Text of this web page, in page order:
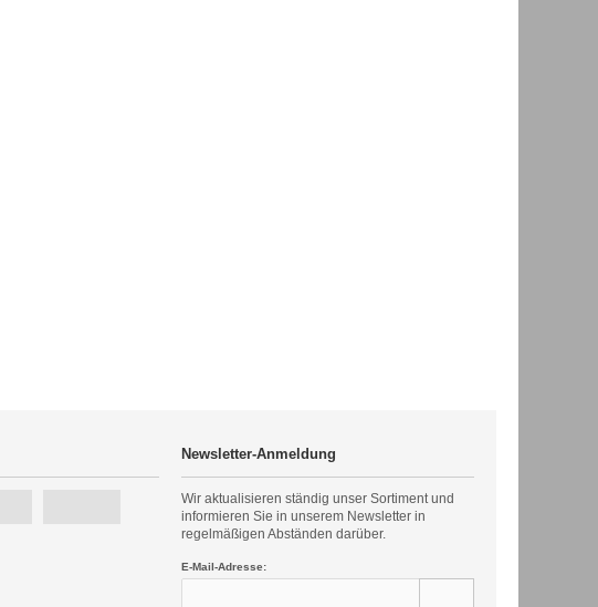
Newsletter-Anmeldung
Wir aktualisieren ständig unser Sortiment und
informieren Sie in unserem Newsletter in
regelmäßigen Abständen darüber.
E-Mail-Adresse: